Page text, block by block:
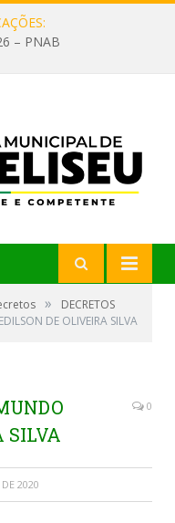
– PNAB
»
DECRETOS
DE OLIVEIRA SILVA
SILVA
0
2020